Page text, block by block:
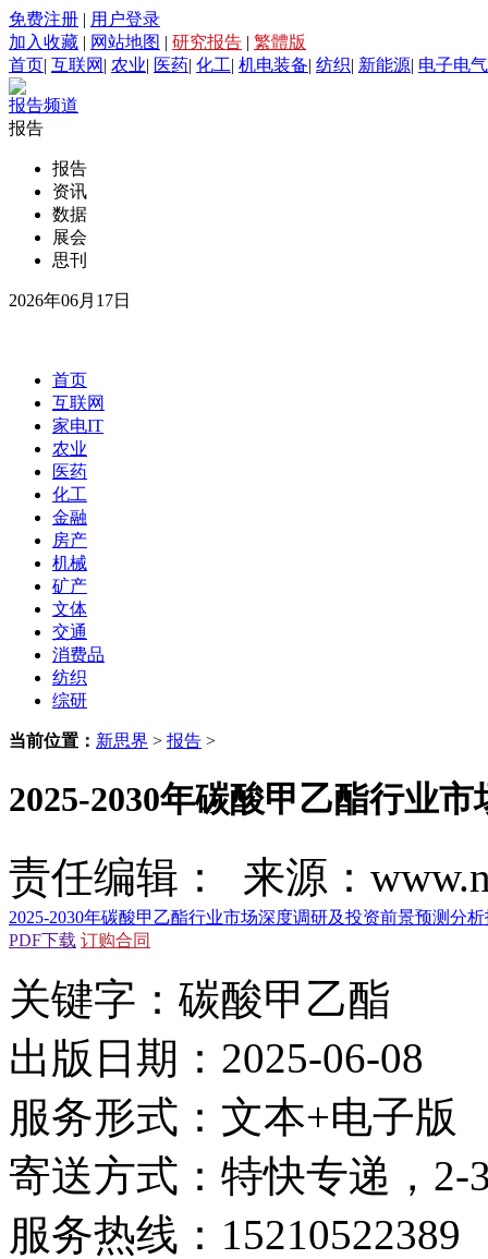
免费注册 | 用户登录
加入收藏 | 网站地图 | 研究报告 | 繁體版
首页| 互联网 | 农业| 医药| 化工| 机电装备| 纺织| 新能源| 电子电气
报告频道
报告
报告
资讯
数据
展会
思刊
2026年06月17日
首页
互联网
家电IT
农业
医药
化工
金融
房产
机械
矿产
文体
交通
消费品
纺织
综研
当前位置： 新思界 > 报告 >
2025-2030年碳酸甲乙酯行业
责任编辑： 来源：
2025-2030年碳酸甲乙酯行业市场深度调研及投资前景预测分
PDF下载 订购合同
关键字：碳酸甲乙酯
出版日期：2025-06-08
服务形式：文本+电子版
寄送方式：特快专递，2-
服务热线：15210522389